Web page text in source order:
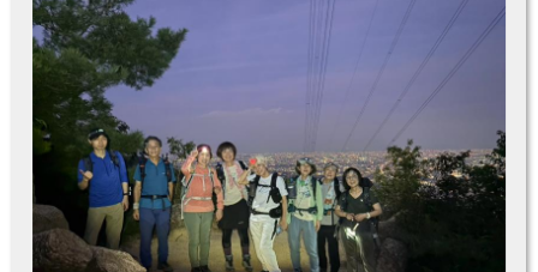
これからも好日山荘は皆様に「アウトドアで楽し
む心」をサポートさせていただきます！
ご来店にご不安なお客様には代引き発送も承って
おります。
詳しくはお電話にてご相談、お問い合わせくださ
いませ。